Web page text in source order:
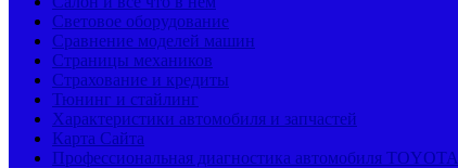
Световое оборудование
Сравнение моделей машин
Страницы механиков
Страхование и кредиты
Тюнинг и стайлинг
Характеристики автомобиля и запчастей
Карта Сайта
Профессиональная диагностика автомобиля TOYOTA